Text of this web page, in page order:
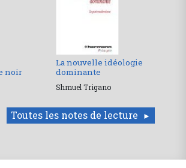
noir
La nouvelle idéologie
dominante
Shmuel Trigano
Toutes les notes de lecture